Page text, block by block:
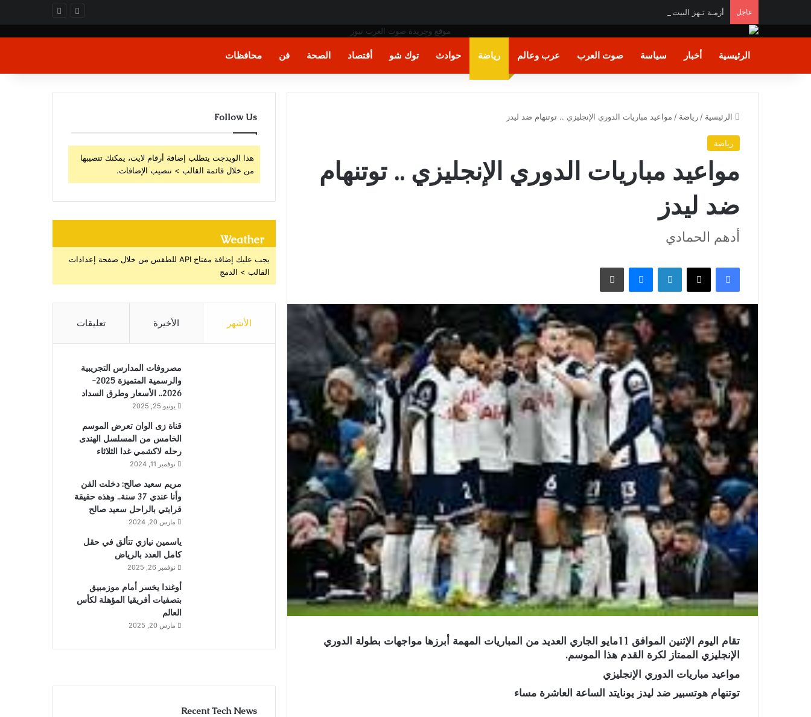
عاجل أزمـة تـهز البيت الأبيض.. ترامب يهـاجم «واشنطن بوست» بسبب وزير الدفاع
الرئيسية أخبار سياسة صوت العرب عرب وعالم رياضة حوادث توك شو أقتصاد الصحة فن محافظات
الرئيسية / رياضة / مواعيد مباريات الدوري الإنجليزي .. توتنهام ضد ليدز
رياضة
مواعيد مباريات الدوري الإنجليزي .. توتنهام
ضد ليدز
أدهم الحمادي
فيسبوك X لينكدإن ماسنجر طباعة
تقام اليوم الإثنين الموافق 11مايو الجاري العديد من المباريات المهمة أبرزها مواجهات بطولة الدوري
الإنجليزي الممتاز لكرة القدم هذا الموسم.
مواعيد مباريات الدوري الإنجليزي
توتنهام هوتسبير ضد ليدز يونايتد الساعة العاشرة مساء
Follow Us
هذا الويدجت يتطلب إضافة أرقام لايت، يمكنك تنصيبها
من خلال قائمة القالب > تنصيب الإضافات.
Weather
يجب عليك إضافة مفتاح API للطقس من خلال صفحة إعدادات
القالب > الدمج
الأشهر الأخيرة تعليقات
مصروفات المدارس التجريبية
والرسمية المتميزة 2025-
2026.. الأسعار وطرق السداد
يونيو 25, 2025
قناة زى الوان تعرض الموسم
الخامس من المسلسل الهندى
رحله لاكشمي غدا الثلاثاء
نوفمبر 11, 2024
مريم سعيد صالح: دخلت الفن
وأنا عندي 37 سنة.. وهذه حقيقة
قرابتي بالراحل سعيد صالح
مارس 20, 2024
ياسمين نيازي تتألق في حقل
كامل العدد بالرياض
نوفمبر 26, 2025
أوغندا يخسر أمام موزمبيق
بتصفيات أفريقيا المؤهلة لكأس
العالم
مارس 20, 2025
Recent Tech News